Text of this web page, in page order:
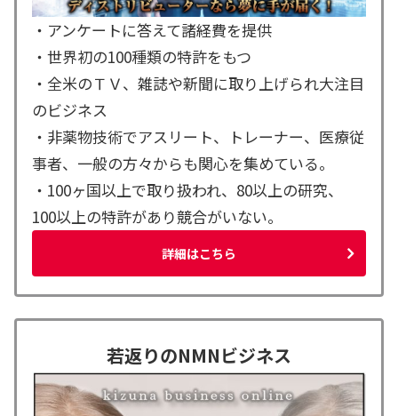
・アンケートに答えて諸経費を提供
・世界初の100種類の特許をもつ
・全米のＴＶ、雑誌や新聞に取り上げられ大注目
のビジネス
・非薬物技術でアスリート、トレーナー、医療従
事者、一般の方々からも関心を集めている。
・100ヶ国以上で取り扱われ、80以上の研究、
100以上の特許があり競合がいない。
詳細はこちら
若返りのNMNビジネス